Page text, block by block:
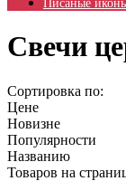
Писаные
Свечи
Сортировка по:
Цене
Новизне
Популярности
Названию
Товаров на